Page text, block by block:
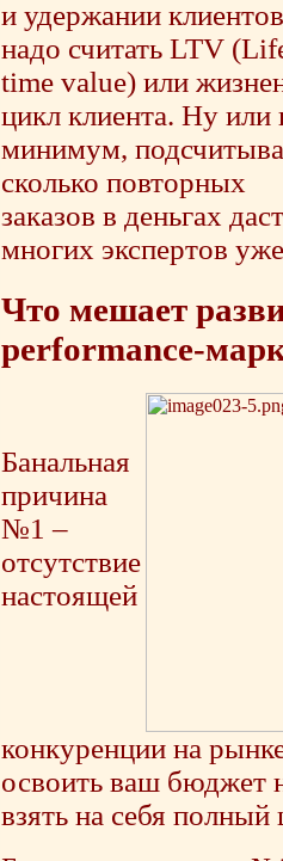
и удержании
надо считать LTV
time value) или
цикл клиента. Ну или
минимум,
сколько повторных
заказов в деньгах
многих экспертов
Что мешает
performance-
Банальная
причина
№1 –
отсутствие
настоящей
конкуренции на
освоить ваш бюджет
взять на себя